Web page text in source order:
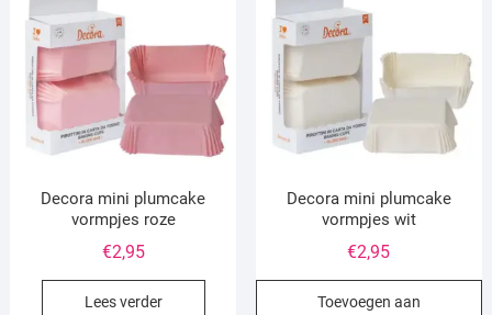
Decora mini plumcake
vormpjes roze
€2,95
Lees verder
Decora mini plumcake
vormpjes wit
€2,95
Toevoegen aan